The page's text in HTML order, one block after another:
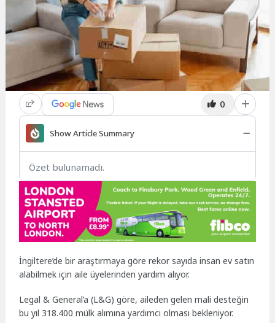
0
Show Article Summary
Özet bulunamadı.
İngiltere’de bir araştırmaya göre rekor sayıda insan ev satın
alabilmek için aile üyelerinden yardım alıyor.
Legal & General’a (L&G) göre, aileden gelen mali desteğin
bu yıl 318.400 mülk alımına yardımcı olması bekleniyor.